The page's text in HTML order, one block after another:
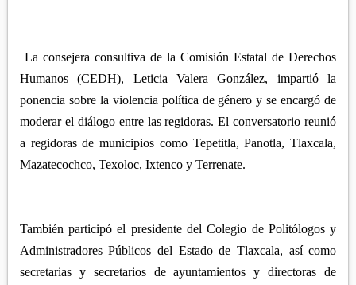
La consejera consultiva de la Comisión Estatal de Derechos
Humanos (CEDH), Leticia Valera González, impartió la
ponencia sobre la violencia política de género y se encargó de
moderar el diálogo entre las regidoras. El conversatorio reunió
a regidoras de municipios como Tepetitla, Panotla, Tlaxcala,
Mazatecochco, Texoloc, Ixtenco y Terrenate.
También participó el presidente del Colegio de Politólogos y
Administradores Públicos del Estado de Tlaxcala, así como
secretarias y secretarios de ayuntamientos y directoras de